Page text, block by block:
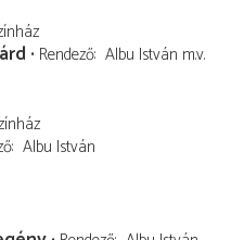
Rendező Albu István m.v.
Albu István